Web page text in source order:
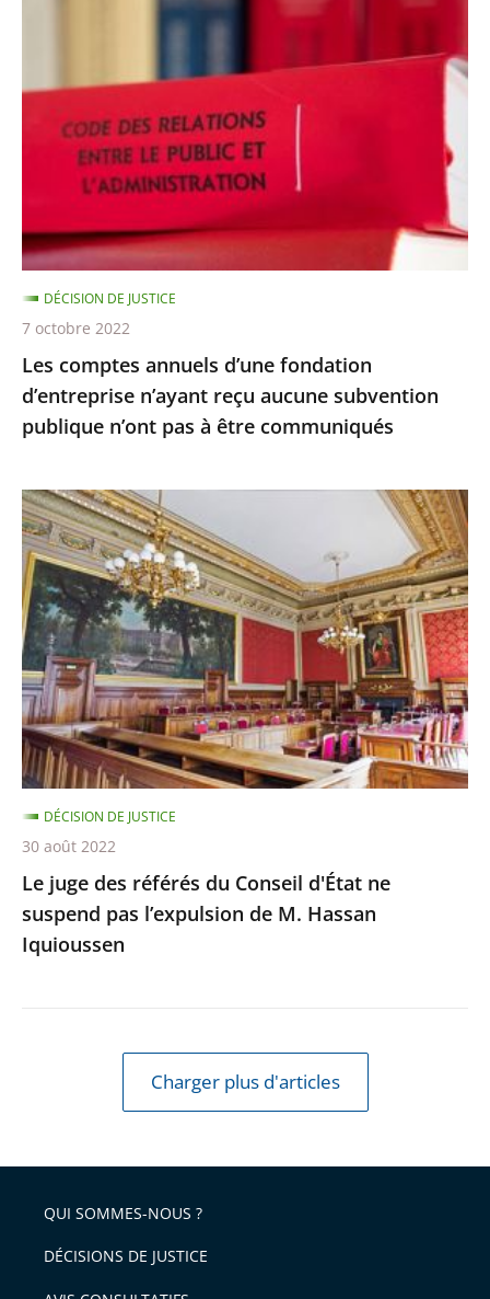
d’une
fondation
d’entreprise
n’ayant
aucune
subvention
publique
n’ont
pas
à
être
Les comptes annuels d’une fondation
d’entreprise n’ayant reçu aucune subvention
publique n’ont pas à être communiqués
DÉCISION DE JUSTICE
7 octobre 2022
Le
juge
des
référés
du
Conseil
d'État
ne
suspend
pas
l’expulsion
de
M.
Hassan
Iquioussen
Le juge des référés du Conseil d'État ne
suspend pas l’expulsion de M. Hassan
Iquioussen
DÉCISION DE JUSTICE
30 août 2022
Charger plus d'articles
QUI SOMMES-NOUS ?
DÉCISIONS DE JUSTICE